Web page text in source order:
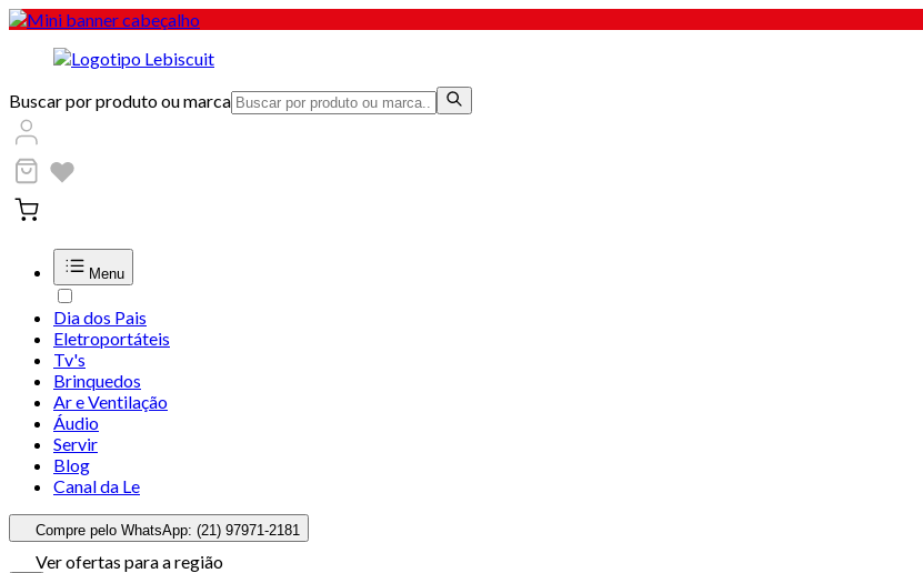
Buscar por produto ou marca
Menu
Dia dos Pais
Eletroportáteis
Tv's
Brinquedos
Ar e Ventilação
Áudio
Servir
Blog
Canal da Le
Compre pelo WhatsApp: (21) 97971-2181
Ver ofertas para a região